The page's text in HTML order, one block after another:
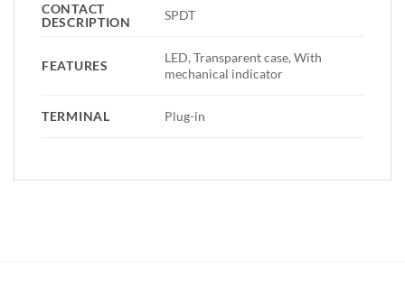
CONTACT
DESCRIPTION
SPDT
FEATURES
LED, Transparent case, With
mechanical indicator
TERMINAL Plug-in